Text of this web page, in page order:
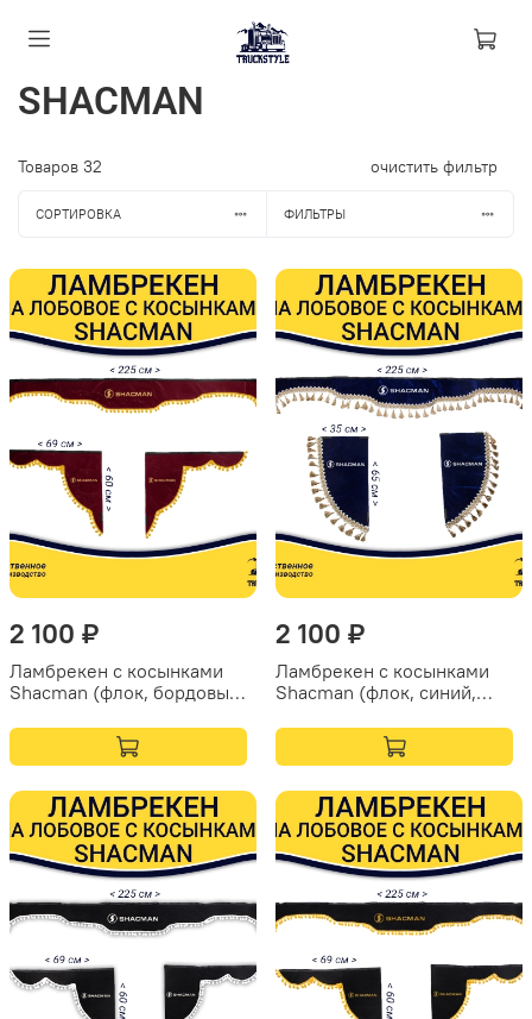
SHACMAN
Товаров 32 очистить фильтр
СОРТИРОВКА ФИЛЬТРЫ
2 100 ₽
Ламбрекен с косынками
Shacman (флок, бордовый,
2 100 ₽
Ламбрекен с косынками
Shacman (флок, синий,